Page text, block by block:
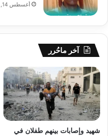
أغسطس 14, 2024
آخر ماحُرر
شهيد وإصابات بينهم طفلان في